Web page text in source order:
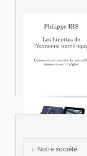
Notre société